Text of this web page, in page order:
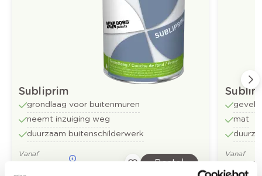
Subliprim
grondlaag voor buitenmuren
neemt inzuiging weg
duurzaam buitenschilderwerk
Vanaf
Bestel
mat
Vanaf
€ 35,17